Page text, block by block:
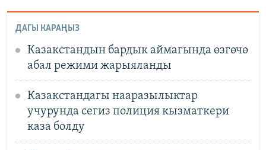
ДАГЫ КАРАҢЫЗ
Казакстандын бардык аймагында өзгөчө
абал режими жарыяланды
Казакстандагы нааразылыктар
учурунда сегиз полиция кызматкери
каза болду